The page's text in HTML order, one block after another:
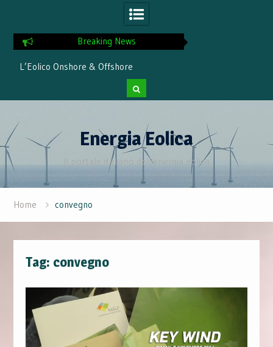
Breaking News
L’Eolico Onshore & Offshore
content
Energia Eolica
Il portale italiano dell'energia eolica
Home convegno
Tag: convegno